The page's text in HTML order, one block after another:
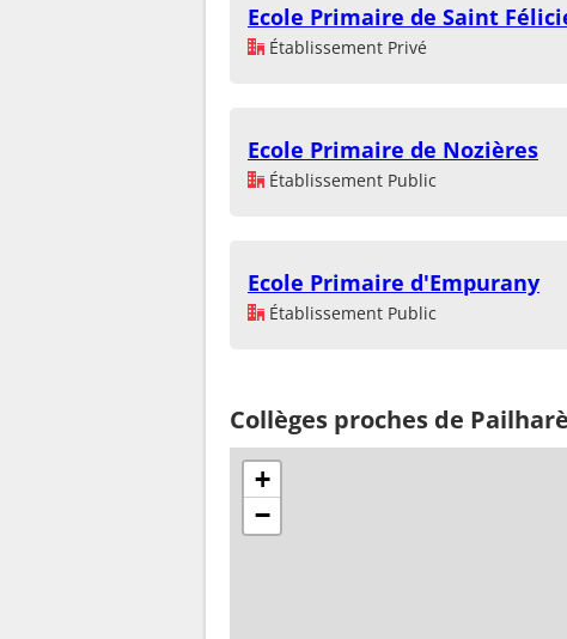
Ecole Primaire de Saint
Établissement Privé
Ecole Primaire de Nozières
Établissement Public
Ecole Primaire d'Empurany
Établissement Public
Collèges proches de
+
−